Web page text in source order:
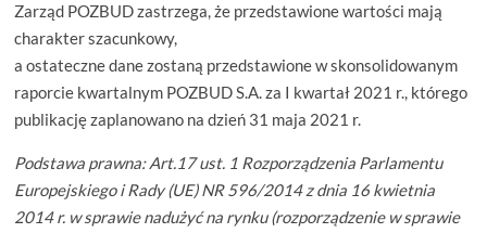
Zarząd POZBUD zastrzega, że przedstawione wartości mają
charakter szacunkowy,
a ostateczne dane zostaną przedstawione w skonsolidowanym
raporcie kwartalnym POZBUD S.A. za I kwartał 2021 r., którego
publikację zaplanowano na dzień 31 maja 2021 r.
Podstawa prawna: Art.17 ust. 1 Rozporządzenia Parlamentu
Europejskiego i Rady (UE) NR 596/2014 z dnia 16 kwietnia
2014 r. w sprawie nadużyć na rynku (rozporządzenie w sprawie